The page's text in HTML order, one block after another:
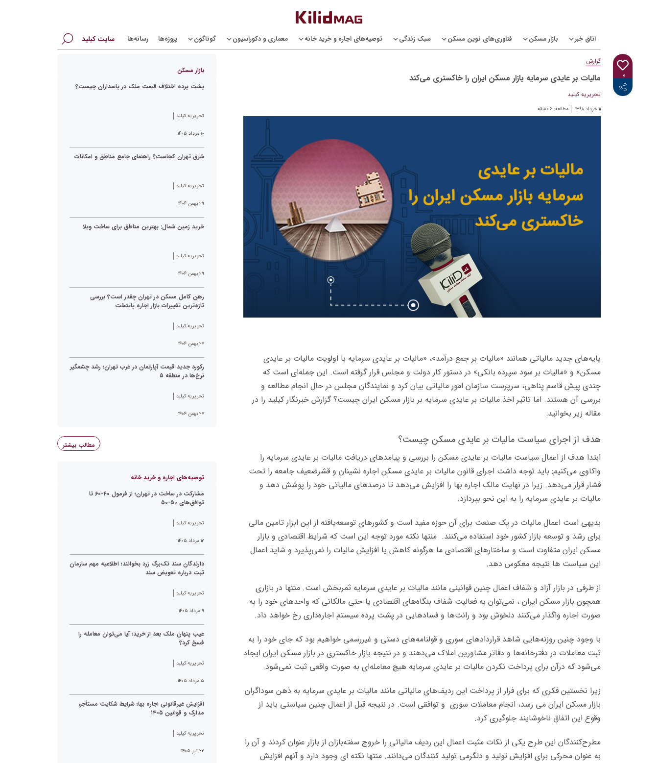
برای:
اتاق خبر بازار مسکن فناوری‌های نوین مسکن سبک زندگی توصیه‌های اجاره و خرید خانه معماری و دکوراسیون گوناگون پروژه‌ها رسانه‌ها سایت کیلید
۰
<i class="icon-twitter"></i>
<i class="icon-telegram-plane"></i>
<i class="icon-linkedin"></i>
گزارش
مالیات بر عایدی سرمایه بازار مسکن ایران را خاکستری می‌کند
تحریریه کیلید
۱۱ خرداد ۱۳۹۸ مطالعه: ۶ دقیقه
پایه‌های جدید مالیاتی همانند «مالیات بر جمع درآمد»، «مالیات بر عایدی سرمایه با اولویت مالیات بر عایدی
مسکن» و «مالیات بر سود سپرده بانکی» در دستور کار دولت و مجلس قرار گرفته است. این جمله‌ای است که
چندی پیش قاسم پناهی، سرپرست سازمان امور مالیاتی بیان کرد و نمایندگان مجلس در حال انجام مطالعه و
بررسی آن هستند. اما تاثیر اخذ مالیات بر عایدی سرمایه بر بازار مسکن ایران چیست؟ گزارش خبرنگار کیلید را در
مقاله زیر بخوانید:
هدف از اجرای سیاست مالیات بر عایدی مسکن چیست؟
ابتدا هدف از اعمال سیاست مالیات بر عایدی مسکن را بررسی و پیامدهای دریافت مالیات بر عایدی سرمایه را
واکاوی می‌کنیم: باید توجه داشت اجرای قانون مالیات بر عایدی مسکن اجاره نشینان و قشرضعیف جامعه را تحت
فشار قرار می‌دهد. زیرا در نهایت مالک اجاره بها را افزایش می‌دهد تا درصدهای مالیاتی خود را پوشش دهد و
مالیات بر عایدی سرمایه را به این نحو بپردازد.
بدیهی است اعمال مالیات در یک صنعت برای آن حوزه مفید است و کشورهای توسعه‌یافته از این ابزار تامین مالی
برای رشد و توسعه بازار کشور خود استفاده می‌کنند. منتها نکته مورد توجه این است که شرایط اقتصادی و بازار
مسکن ایران متفاوت است و ساختارهای اقتصادی ما هرگونه کاهش یا افزایش مالیات را نمی‌پذیرد و شاید اعمال
این سیاست ها نتیجه معکوس دهد.
از طرفی در بازار آزاد و شفاف اعمال چنین قوانینی مانند مالیات بر عایدی سرمایه ثمربخش است. منتها در بازاری
همچون بازار مسکن ایران ، نمی‌توان به فعالیت شفاف بنگاه‌های اقتصادی یا حتی مالکانی که واحدهای خود را به
صورت اجاره واگذار می‌کنند دلخوش بود و رانت‌ها و فسادهایی در پشت پرده سیستم اجاره‌داری رخ خواهد داد.
با وجود چنین روزنه‌هایی شاهد قراردادهای سوری و قولنامه‌های دستی و غیررسمی خواهیم بود که جای خود را به
ثبت معاملات در دفترخانه‌ها و دفاتر مشاورین املاک می‌دهند و در نتیجه بازار خاکستری در بازار مسکن ایران ایجاد
می‌­شود که درآن برای پرداخت نکردن مالیات بر عایدی سرمایه هیچ معامله‌ای به صورت واقعی ثبت نمی‌شود.
زیرا نخستین فکری که برای فرار از پرداخت این ردیف‌های مالیاتی مانند مالیات بر عایدی سرمایه به ذهن سوداگران
بازار مسکن ایران می رسد، انجام معاملات سوری و توافقی است. در نتیجه قبل از اعمال چنین سیاستی باید از
وقوع این اتفاق ناخوشایند جلوگیری کرد.
مطرح‌کنندگان این طرح یکی از نکات مثبت اعمال این ردیف مالیاتی را خروج سفته‌بازان از بازار عنوان کردند و آن را
به عنوان محرکی برای افزایش تولید و دلگرمی تولید کنندگان می‌­دانند. منتها نکته ای وجود دارد و آنهم افزایش
بازار مسکن
پشت پرده اختلاف قیمت ملک در پاسداران چیست؟
تحریریه کیلید
۱۰ مرداد ۱۴۰۵
شرق تهران کجاست؟ راهنمای جامع مناطق و امکانات
تحریریه کیلید
۲۹ بهمن ۱۴۰۴
خرید زمین شمال: بهترین مناطق برای ساخت ویلا
تحریریه کیلید
۲۹ بهمن ۱۴۰۴
رهن کامل مسکن در تهران چقدر است؟ بررسی
تازه‌ترین تغییرات بازار اجاره پایتخت
تحریریه کیلید
۲۷ بهمن ۱۴۰۴
رکورد جدید قیمت آپارتمان در غرب تهران؛ رشد چشمگیر
نرخ‌ها در منطقه ۵
تحریریه کیلید
۲۷ بهمن ۱۴۰۴
مطالب بیشتر
توصیه‌های اجاره و خرید خانه
مشارکت در ساخت در تهران؛ از فرمول ۴۰-۶۰ تا
توافق‌های ۵۰-۵۰
تحریریه کیلید
۱۲ مرداد ۱۴۰۵
دارندگان سند تک‌برگ زرد بخوانند؛ اطلاعیه مهم سازمان
ثبت درباره تعویض سند
تحریریه کیلید
۹ مرداد ۱۴۰۵
عیب پنهان ملک بعد از خرید؛ آیا می‌توان معامله را
فسخ کرد؟
تحریریه کیلید
۵ مرداد ۱۴۰۵
افزایش غیرقانونی اجاره بها؛ شرایط شکایت مستأجر،
مدارک و قوانین ۱۴۰۵
تحریریه کیلید
۲۲ تیر ۱۴۰۵